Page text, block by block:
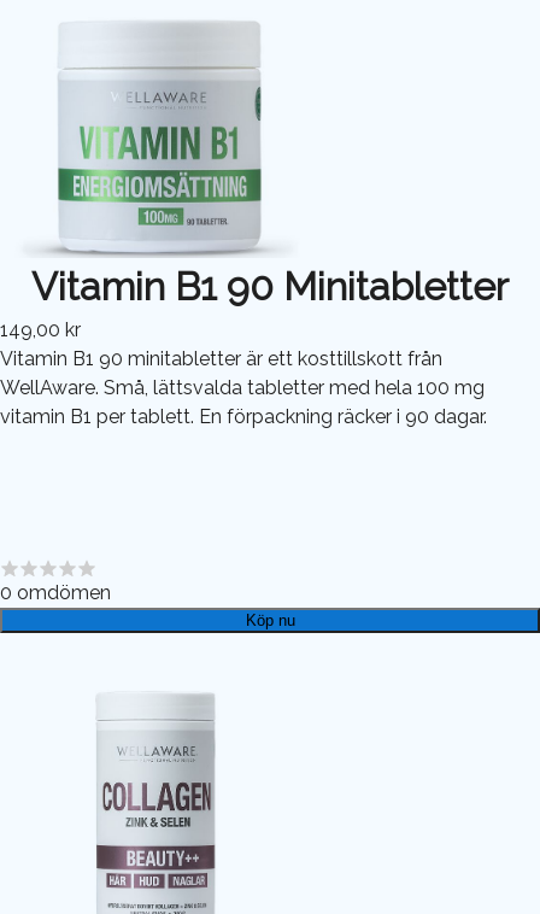
Vitamin B1 90 Minitabletter
149,00 kr
Vitamin B1 90 minitabletter är ett kosttillskott från
WellAware. Små, lättsvalda tabletter med hela 100 mg
vitamin B1 per tablett. En förpackning räcker i 90 dagar.
0 omdömen
Köp nu